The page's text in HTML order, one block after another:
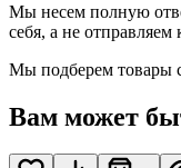
Мы несем полную
себя, а не
Мы подберем товары
Вам может